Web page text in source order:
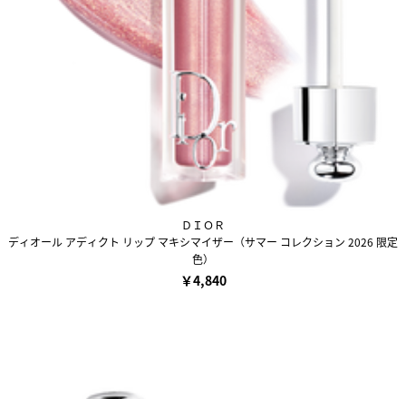
ＤＩＯＲ
ディオール アディクト リップ マキシマイザー（サマー コレクション 2026 限定
色）
￥4,840